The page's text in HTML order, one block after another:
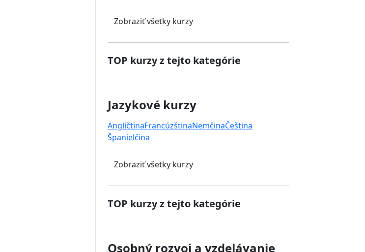
Zobraziť všetky kurzy
TOP kurzy z tejto kategórie
Jazykové kurzy
AngličtinaFrancúzštinaNemčinaČeština
Španielčina
Zobraziť všetky kurzy
TOP kurzy z tejto kategórie
Osobný rozvoj a vzdelávanie